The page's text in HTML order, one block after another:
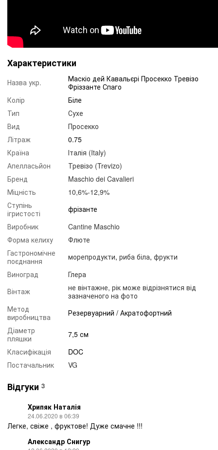
Характеристики
Назва укр.
Маскіо дей Кавальєрі Просекко Тревізо
Фріззанте Спаго
Колір
Біле
Тип
Сухе
Вид
Просекко
Літраж
0.75
Країна
Італія (Italy)
Апелласьйон
Тревізо (Trevizo)
Бренд
Maschio dei Cavalieri
Міцність
10,6%-12,9%
Ступінь
ігристості
фрізанте
Виробник
Cantine Maschio
Форма келиху
Флюте
Гастрономічне
поєднання
морепродукти, риба біла, фрукти
Виноград
Глера
Вінтаж
не вінтажне, рік може відрізнятися від
зазначеного на фото
Метод
виробництва
Резервуарний / Акратофортний
Діаметр
пляшки
7,5 см
Класифікація
DOC
Постачальник
VG
Відгуки 3
Хрипяк Наталія
24.06.2020 в 06:39
Легке, свіже , фруктове! Дуже смачне !!!
Александр Снигур